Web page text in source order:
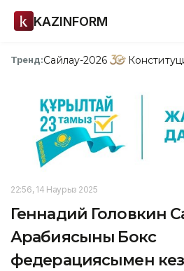
KAZINFORM
Тренд:Сайлау-2026
22:56, 14 Наурыз 2025
Геннадий Головкин
Арабиясының Бокс
федерациясымен